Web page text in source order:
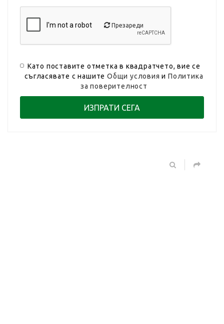
Презареди
Като поставите отметка в квадратчето, вие се
съгласявате с нашитеОбщи условия иПолитика
за поверителност